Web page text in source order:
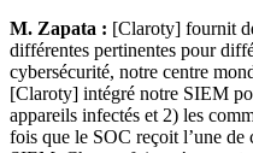
M. Zapata : [Claroty] fournit
différentes pertinentes pour
cybersécurité, notre centre
[Claroty] intégré notre SIEM
appareils infectés et 2) les
fois que le SOC reçoit l’une de